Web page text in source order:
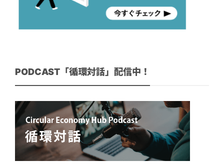
PODCAST「循環対話」配信中！